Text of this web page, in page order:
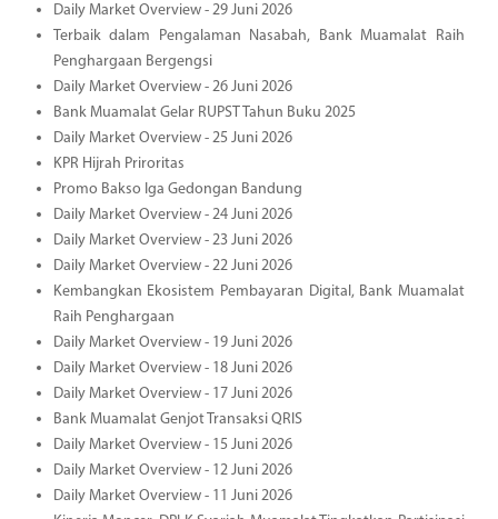
Daily Market Overview - 29 Juni 2026
Terbaik dalam Pengalaman Nasabah, Bank Muamalat Raih
Penghargaan Bergengsi
Daily Market Overview - 26 Juni 2026
Bank Muamalat Gelar RUPST Tahun Buku 2025
Daily Market Overview - 25 Juni 2026
KPR Hijrah Priroritas
Promo Bakso Iga Gedongan Bandung
Daily Market Overview - 24 Juni 2026
Daily Market Overview - 23 Juni 2026
Daily Market Overview - 22 Juni 2026
Kembangkan Ekosistem Pembayaran Digital, Bank Muamalat
Raih Penghargaan
Daily Market Overview - 19 Juni 2026
Daily Market Overview - 18 Juni 2026
Daily Market Overview - 17 Juni 2026
Bank Muamalat Genjot Transaksi QRIS
Daily Market Overview - 15 Juni 2026
Daily Market Overview - 12 Juni 2026
Daily Market Overview - 11 Juni 2026